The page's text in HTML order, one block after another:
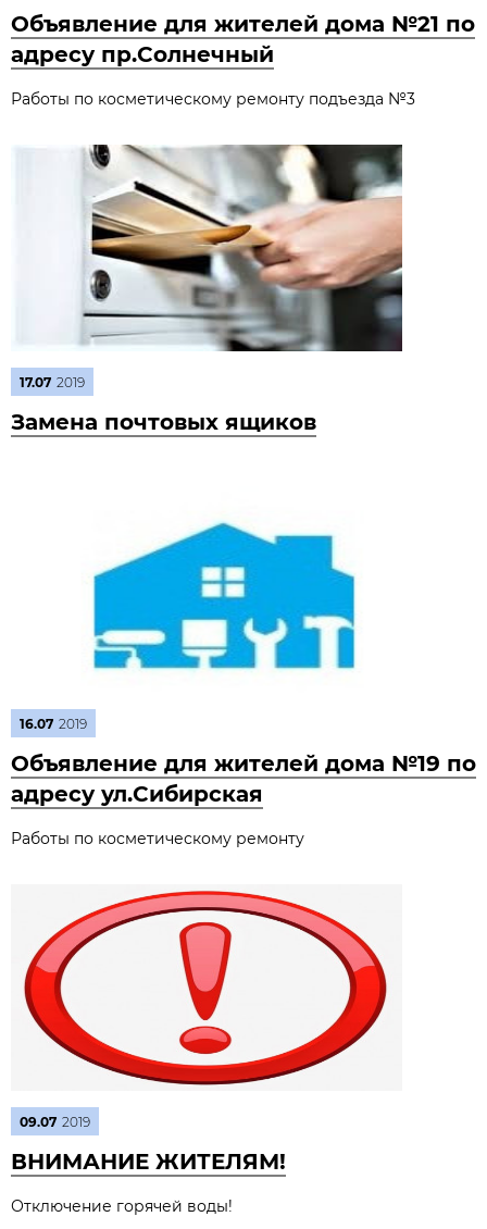
Объявление для жителей дома №21 по
адресу пр.Солнечный
Работы по косметическому ремонту подъезда №3
17.07 2019
Замена почтовых ящиков
16.07 2019
Объявление для жителей дома №19 по
адресу ул.Сибирская
Работы по косметическому ремонту
09.07 2019
ВНИМАНИЕ ЖИТЕЛЯМ!
Отключение горячей воды!